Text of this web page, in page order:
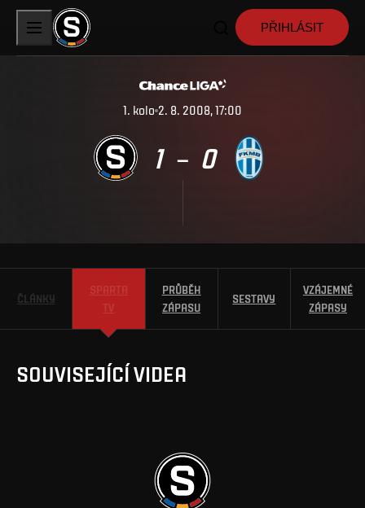
PŘIHLÁSIT
1. kolo 2. 8. 2008, 17:00
1 – 0
ČLÁNKY
SPARTA
TV
PRŮBĚH
ZÁPASU
SESTAVY
VZÁJEMNÉ
ZÁPASY
SOUVISEJÍCÍ VIDEA